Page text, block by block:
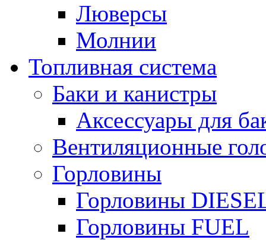
Люверсы
Молнии
Топливная система
Баки и канистры
Аксессуары для
Вентиляционные
Горловины
Горловины
Горловины FUEL